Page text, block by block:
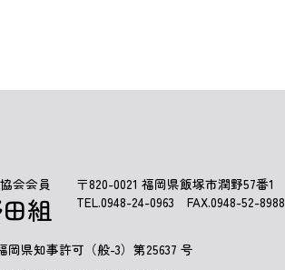
会会員
組
〒820-0021 福岡県飯塚市潤野57番1
TEL.0948-24-0963 FAX.0948-52-8988
岡県知事許可（般-3）第25637 号